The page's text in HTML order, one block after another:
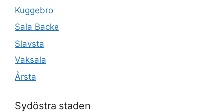
Kuggebro
Sala Backe
Slavsta
Vaksala
Årsta
Sydöstra staden